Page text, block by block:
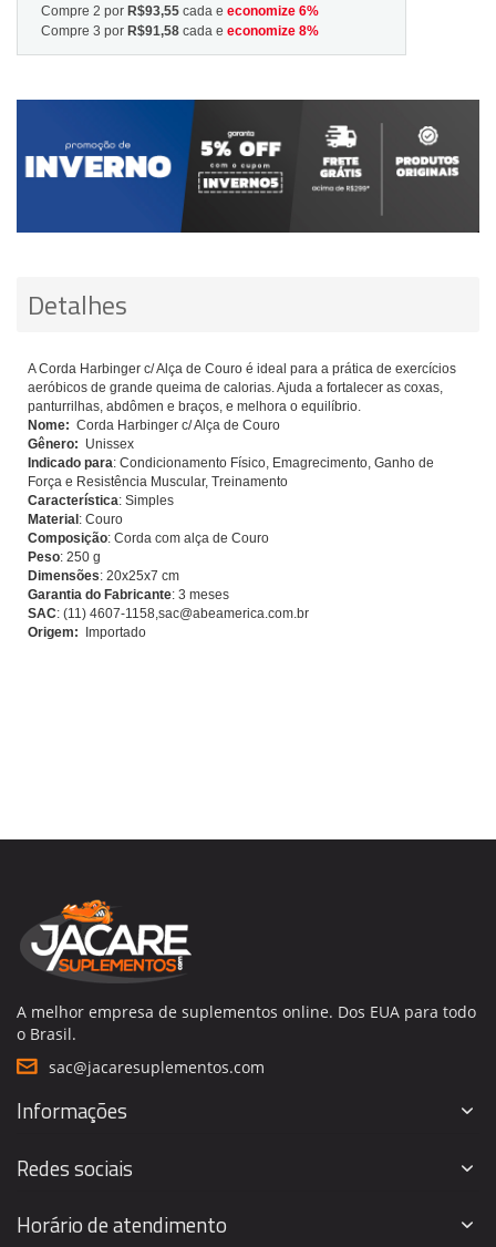
Compre 2 por R$93,55 cada e economize 6%
Compre 3 por R$91,58 cada e economize 8%
Detalhes
A Corda Harbinger c/ Alça de Couro é ideal para a prática de exercícios
aeróbicos de grande queima de calorias. Ajuda a fortalecer as coxas,
panturrilhas, abdômen e braços, e melhora o equilíbrio.
Nome: Corda Harbinger c/ Alça de Couro
Gênero: Unissex
Indicado para: Condicionamento Físico, Emagrecimento, Ganho de
Força e Resistência Muscular, Treinamento
Característica: Simples
Material : Couro
Composição: Corda com alça de Couro
Peso: 250 g
Dimensões: 20x25x7 cm
Garantia do Fabricante: 3 meses
SAC: (11) 4607-1158,sac@abeamerica.com.br
Origem: Importado
A melhor empresa de suplementos online. Dos EUA para todo
o Brasil.
sac@jacaresuplementos.com
Informações
Redes sociais
Horário de atendimento